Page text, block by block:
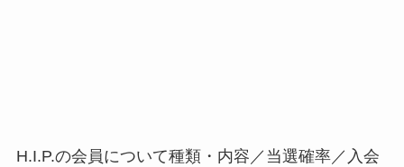
H.I.P.の会員について種類・内容／当選確率／入会